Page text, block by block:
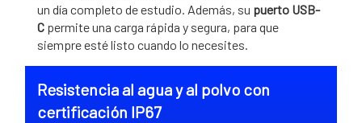
un día completo de estudio. Además, su puerto USB-
C permite una carga rápida y segura, para que
siempre esté listo cuando lo necesites.
Resistencia al agua y al polvo con
certificación IP67